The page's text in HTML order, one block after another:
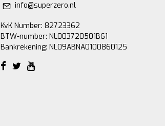
info@superzero.nl
KvK Number: 82723362
BTW-number: NL003720501B61
Bankrekening: NL09ABNA0100860125